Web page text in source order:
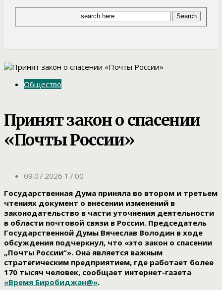
Общество
Принят закон о спасении
«Почты России»
09.07.2026 17:00
Государственная Дума приняла во втором и третьем
чтениях документ о внесении изменений в
законодательство в части уточнения деятельности
в области почтовой связи в России. Председатель
Государственной Думы Вячеслав Володин в ходе
обсуждения подчеркнул, что «это закон о спасении
„Почты России“». Она является важным
стратегическим предприятием, где работает более
170 тысяч человек, сообщает интернет-газета
«Время Биробиджан@».